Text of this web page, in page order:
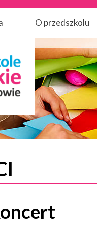
O przedszkolu